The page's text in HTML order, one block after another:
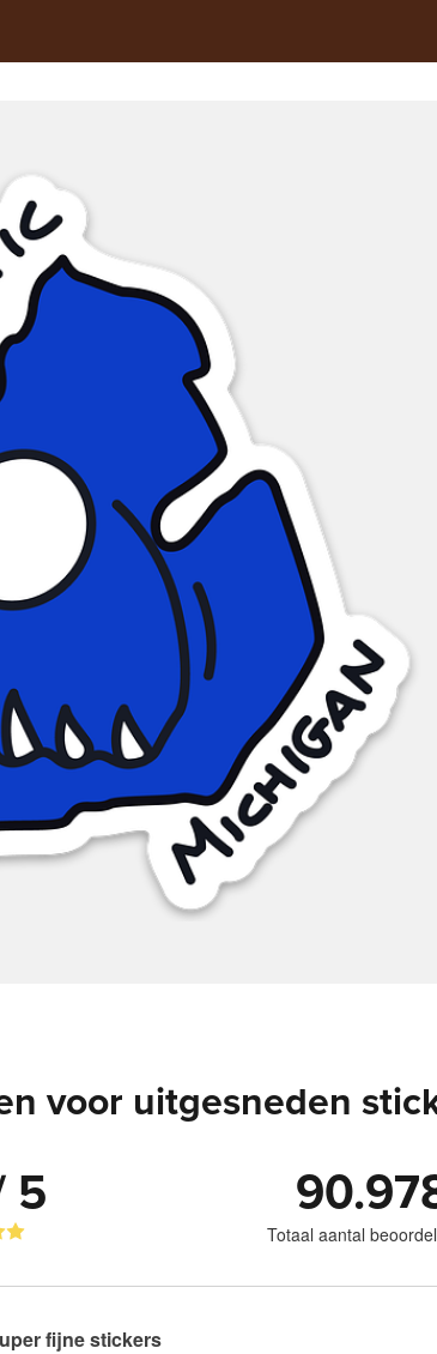
voor uitgesneden
5
Totaal aantal
fijne stickers